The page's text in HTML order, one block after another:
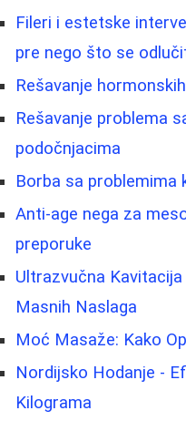
Fileri i estetske
pre nego što se
Rešavanje
Rešavanje problema
podočnjacima
Borba sa problemima
Anti-age nega za
preporuke
Ultrazvučna
Masnih Naslaga
Moć Masaže: Kako
Nordijsko Hodanje -
Kilograma